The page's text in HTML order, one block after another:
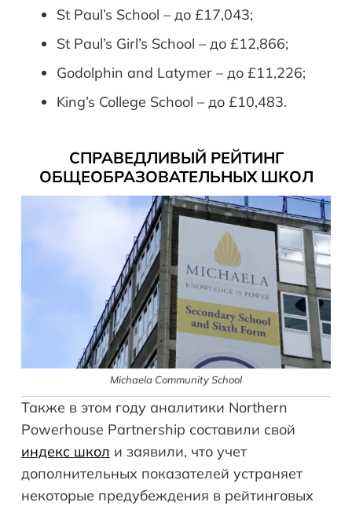
St Paul’s School – до £17,043;
St Paul’s Girl’s School – до £12,866;
Godolphin and Latymer – до £11,226;
King’s College School – до £10,483.
СПРАВЕДЛИВЫЙ РЕЙТИНГ
ОБЩЕОБРАЗОВАТЕЛЬНЫХ ШКОЛ
Michaela Community School
Также в этом году аналитики Northern
Powerhouse Partnership составили свой
индекс школ и заявили, что учет
дополнительных показателей устраняет
некоторые предубеждения в рейтинговых